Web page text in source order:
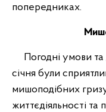
попередниках.
Погодні умови та
січня були
мишоподібних
життєдіяльності